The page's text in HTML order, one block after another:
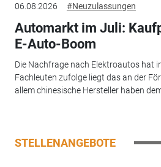
06.08.2026 #Neuzulassungen
Automarkt im Juli:
E-Auto-Boom
Die Nachfrage nach Elektroautos hat
Fachleuten zufolge liegt das an der
allem chinesische Hersteller haben
STELLENANGEBOTE